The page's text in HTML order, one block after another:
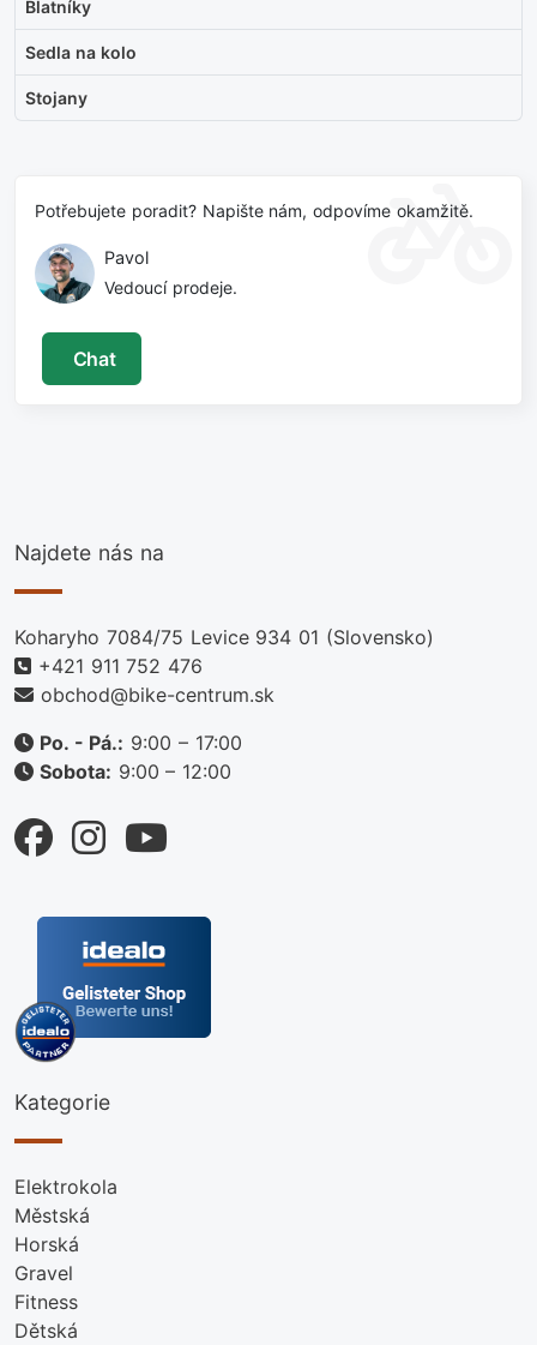
Blatníky
Sedla na kolo
Stojany
Potřebujete poradit? Napište nám, odpovíme okamžitě.
Pavol
Vedoucí prodeje.
Chat
Najdete nás na
Koharyho 7084/75 Levice 934 01 (Slovensko)
+421 911 752 476
obchod@bike-centrum.sk
Po. - Pá.: 9:00 – 17:00
Sobota: 9:00 – 12:00
Kategorie
Elektrokola
Městská
Horská
Gravel
Fitness
Dětská